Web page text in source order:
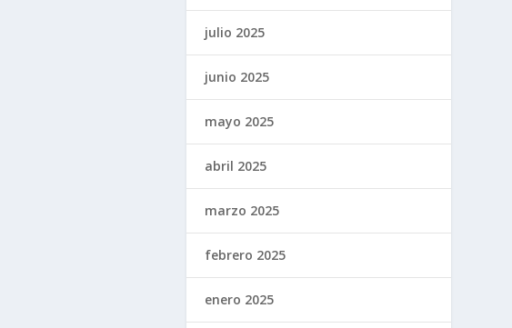
julio 2025
junio 2025
mayo 2025
abril 2025
marzo 2025
febrero 2025
enero 2025